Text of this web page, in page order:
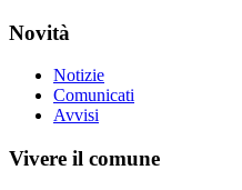
Novità
Notizie
Comunicati
Avvisi
Vivere il comune